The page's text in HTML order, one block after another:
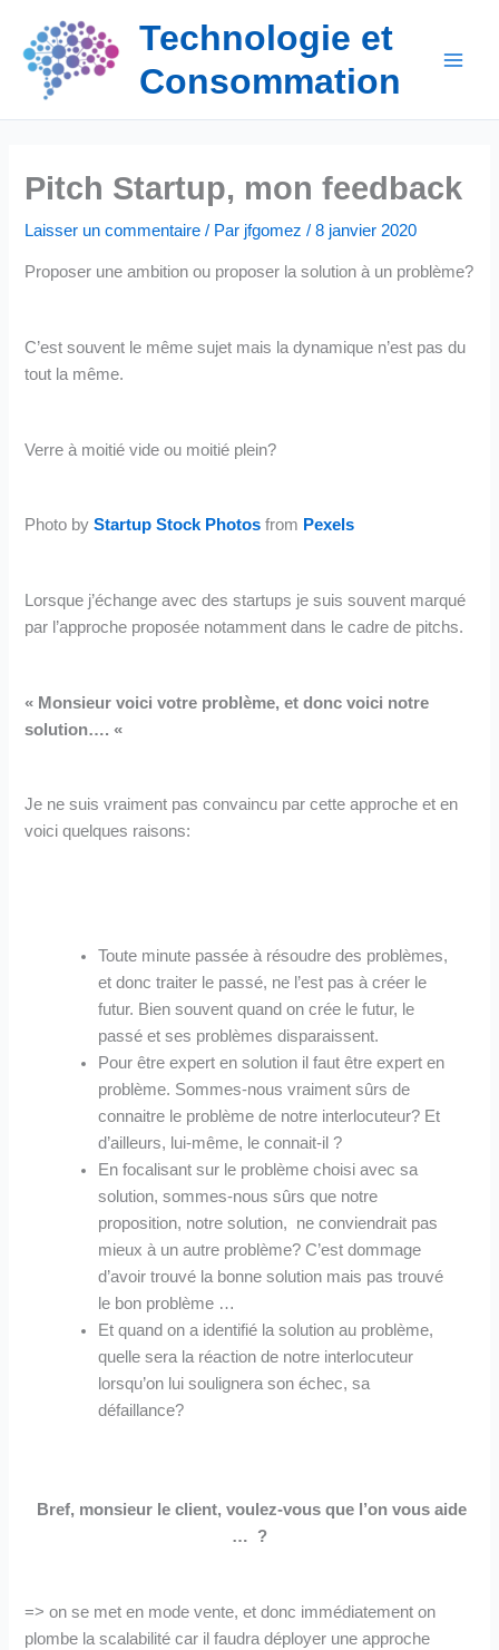
contenu
Technologie et
Consommation
Pitch Startup, mon feedback
Laisser un commentaire / Par jfgomez/8 janvier 2020
Proposer une ambition ou proposer la solution à un problème?
C’est souvent le même sujet mais la dynamique n’est pas du
tout la même.
Verre à moitié vide ou moitié plein?
Photo byStartup Stock Photos from Pexels
Lorsque j’échange avec des startups je suis souvent marqué
par l’approche proposée notamment dans le cadre de pitchs.
« Monsieur voici votre problème, et donc voici notre
solution…. «
Je ne suis vraiment pas convaincu par cette approche et en
voici quelques raisons:
Toute minute passée à résoudre des problèmes,
et donc traiter le passé, ne l’est pas à créer le
futur. Bien souvent quand on crée le futur, le
passé et ses problèmes disparaissent.
Pour être expert en solution il faut être expert en
problème. Sommes-nous vraiment sûrs de
connaitre le problème de notre interlocuteur? Et
d’ailleurs, lui-même, le connait-il ?
En focalisant sur le problème choisi avec sa
solution, sommes-nous sûrs que notre
proposition, notre solution, ne conviendrait pas
mieux à un autre problème? C’est dommage
d’avoir trouvé la bonne solution mais pas trouvé
le bon problème …
Et quand on a identifié la solution au problème,
quelle sera la réaction de notre interlocuteur
lorsqu’on lui soulignera son échec, sa
défaillance?
Bref, monsieur le client, voulez-vous que l’on vous aide
… ?
=> on se met en mode vente, et donc immédiatement on
plombe la scalabilité car il faudra déployer une approche